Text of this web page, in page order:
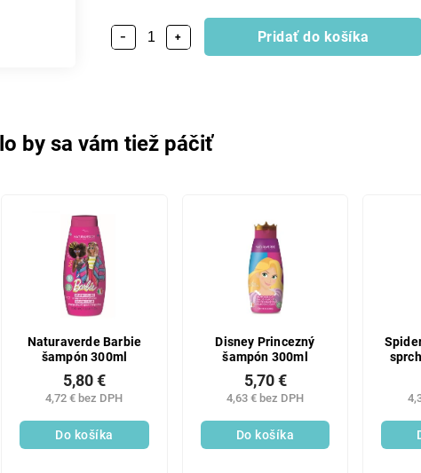
+
− Pridať do košíka
by sa vám tiež páčiť
Naturaverde Barbie
šampón 300ml
4,72 € bez DPH
5,80 €
Do košíka
Disney Princezný
šampón 300ml
4,63 € bez DPH
5,70 €
Do košíka